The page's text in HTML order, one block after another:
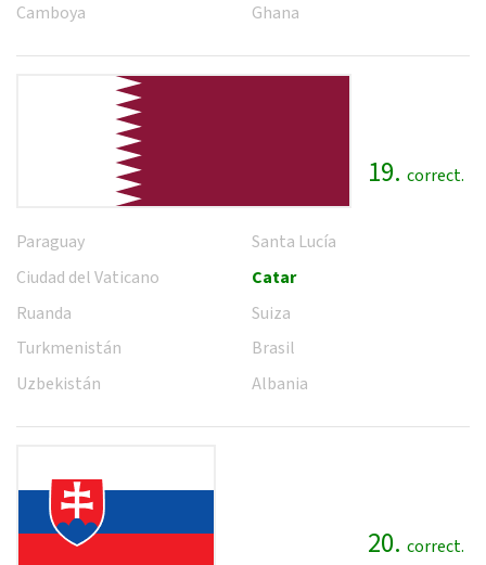
Camboya
Ghana
19. correct.
Paraguay
Ciudad del Vaticano
Ruanda
Turkmenistán
Uzbekistán
Santa Lucía
Catar
Suiza
Brasil
Albania
20. correct.